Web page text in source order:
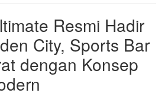
Resmi Hadir
City, Sports Bar
dengan Konsep